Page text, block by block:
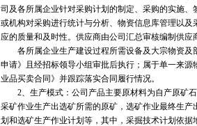
司及各所属企业针对采购计划的制定、采购的实施
或机构对采购进行统计与分析、物资信息库管理以
应的质量和及时性。供应商由公司汇总审核编制供应
各所属企业生产建设过程所需设备及大宗物资及
申请》且经招标领导小组审批后执行；属于单一来
业品买卖合同》并跟踪落实合同履行情况。
2、生产模式：公司产品主要原材料为自产原矿石
采矿作业生产出选矿所需的原矿，选矿作业最终生
划和选矿生产作业计划等，其中，采掘技术计划依